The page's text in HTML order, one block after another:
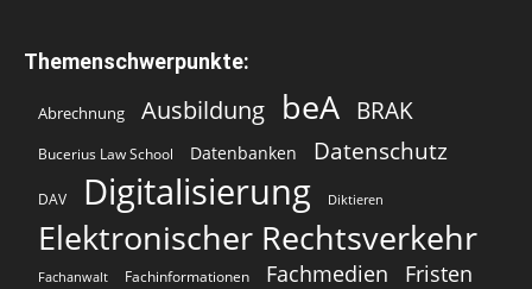
Themenschwerpunkte:
Abrechnung Ausbildung beA BRAK
Bucerius Law School Datenbanken Datenschutz
DAV Digitalisierung Diktieren
Elektronischer Rechtsverkehr
Fachanwalt Fachinformationen Fachmedien Fristen